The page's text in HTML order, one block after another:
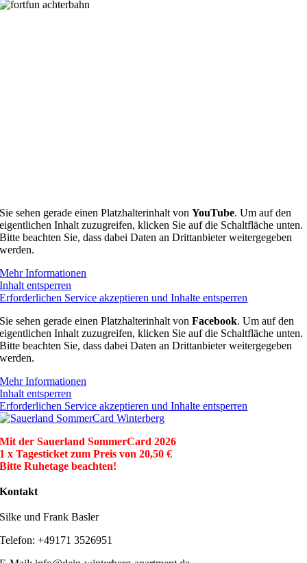
Sie sehen gerade einen Platzhalterinhalt vonYouTube. Um auf den
eigentlichen Inhalt zuzugreifen, klicken Sie auf die Schaltfläche unten.
Bitte beachten Sie, dass dabei Daten an Drittanbieter weitergegeben
werden.
Mehr Informationen
Inhalt entsperren
Erforderlichen Service akzeptieren und Inhalte entsperren
Sie sehen gerade einen Platzhalterinhalt vonFacebook. Um auf den
eigentlichen Inhalt zuzugreifen, klicken Sie auf die Schaltfläche unten.
Bitte beachten Sie, dass dabei Daten an Drittanbieter weitergegeben
werden.
Mehr Informationen
Inhalt entsperren
Erforderlichen Service akzeptieren und Inhalte entsperren
Mit der Sauerland SommerCard 2026
1 x Tagesticket zum Preis von 20,50 €
Bitte Ruhetage beachten!
Kontakt
Silke und Frank Basler
Telefon: +49171 3526951